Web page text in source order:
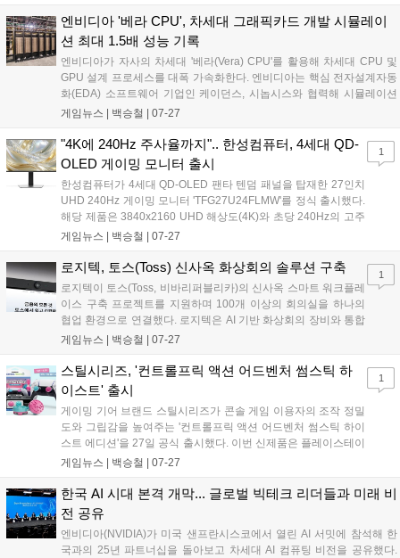
엔비디아 '베라 CPU', 차세대 그래픽카드 개발 시뮬레이
션 최대 1.5배 성능 기록
엔비디아가 자사의 차세대 '베라(Vera) CPU'를 활용해 차세대 CPU 및
GPU 설계 프로세스를 대폭 가속화한다. 엔비디아는 핵심 전자설계자동
화(EDA) 소프트웨어 기업인 케이던스, 시놉시스와 협력해 시뮬레이션
및 검증 성능을 기존 대비 최대 1.5배 향상시업했다고 밝혔다. 이에 따라
성도 향상에 크게 기여할 것으로 전망된다....
게임뉴스 | 백승철 07-27
"4K에 240Hz 주사율까지".. 한성컴퓨터, 4세대 QD-
OLED 게이밍 모니터 출시
한성컴퓨터가 4세대 QD-OLED 팬타 텐덤 패널을 탑재한 27인치
UHD 240Hz 게이밍 모니터 'TFG27U24FLMW'를 정식 출시했다.
해당 제품은 3840x2160 UHD 해상도(4K)와 초당 240Hz의 고주
사율, GTG 0.03ms의 빠른 응답속도를 갖춰 고화질 게임 환경에
의 번인 방지 설계와 함께 번인 증상을 포함한 3년 무상 보증을 지
원하는 점 또한 특징이다....
게임뉴스 | 백승철 07-27
1
로지텍, 토스(Toss) 신사옥 화상회의 솔루션 구축
로지텍이 토스(Toss, 비바리퍼블리카)의 신사옥 스마트 워크플레
이스 구축 프로젝트를 지원하며 100개 이상의 회의실을 하나의
협업 환경으로 연결했다. 로지텍은 AI 기반 화상회의 장비와 통합
관리 플랫폼을 공급해 회의 준비 시간을 단축하고 업무 운영 효율
관되고 신속한 협업 환경을 구현하게 됐다....
게임뉴스 | 백승철 07-27
1
스틸시리즈, '컨트롤프릭 액션 어드벤처 썸스틱 하
이스트' 출시
게이밍 기어 브랜드 스틸시리즈가 콘솔 게임 이용자의 조작 정밀
도와 그립감을 높여주는 '컨트롤프릭 액션 어드벤처 썸스틱 하이
스트 에디션'을 27일 공식 출시했다. 이번 신제품은 플레이스테이
션 및 엑스박스 컨트롤러와 호환되며, 미끄럼 방지 소재와 인체공
준을 지원한다....
게임뉴스 | 백승철 07-27
1
한국 AI 시대 본격 개막... 글로벌 빅테크 리더들과 미래 비
전 공유
엔비디아(NVIDIA)가 미국 샌프란시스코에서 열린 AI 서밋에 참석해 한
국과의 25년 파트너십을 돌아보고 차세대 AI 컴퓨팅 비전을 공유했다.